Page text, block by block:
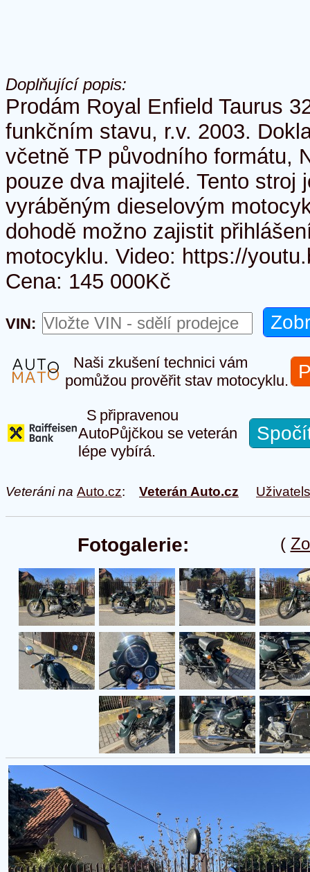
Doplňující popis:
Prodám Royal Enfield Taurus
funkčním stavu, r.v. 2003.
včetně TP původního formátu,
pouze dva majitelé. Tento stroj
vyráběným dieselovým
dohodě možno zajistit
motocyklu. Video: https://
Cena: 145 000Kč
VIN:
Naši zkušení technici vám
pomůžou prověřit stav motocyklu.
S připravenou
AutoPůjčkou se veterán
lépe vybírá.
Veteráni na Auto.cz: Veterán Auto.cz
(
Fotogalerie: